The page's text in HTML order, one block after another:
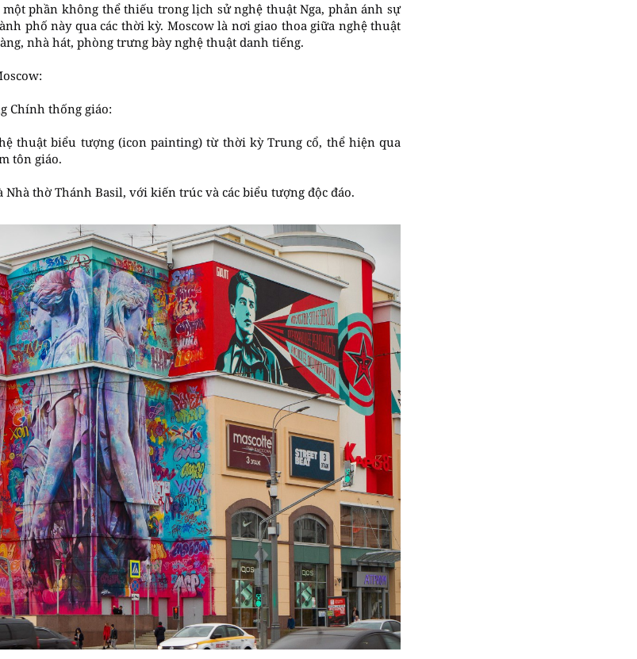
phần không thể thiếu trong lịch sử nghệ thuật Nga, phản ánh sự
phố này qua các thời kỳ. Moscow là nơi giao thoa giữa nghệ thuật
nhà hát, phòng trưng bày nghệ thuật danh tiếng.
Chính thống giáo:
thuật biểu tượng (icon painting) từ thời kỳ Trung cổ, thể hiện qua
tôn giáo.
thờ Thánh Basil, với kiến trúc và các biểu tượng độc đáo.